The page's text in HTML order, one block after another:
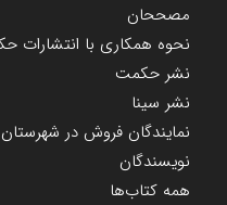
مصححان
نحوه همکاری با انتشارات
نشر حکمت
نشر سینا
نمایندگان فروش در
نویسندگان
همه کتاب‌ها